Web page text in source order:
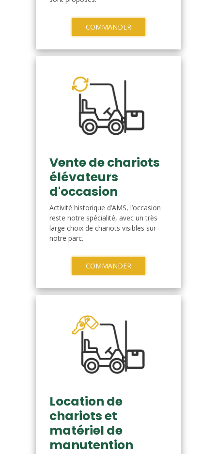
COMMANDER
Vente de chariots
élévateurs
d'occasion
Activité historique d’AMS, l’occasion
reste notre spécialité, avec un très
large choix de chariots visibles sur
notre parc.
COMMANDER
Location de
chariots et
matériel de
manutention